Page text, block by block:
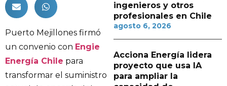
Puerto Mejillones firmó
un convenio con Engie
Energía Chile para
transformar el suministro
ingenieros y otros
profesionales en Chile
agosto 6, 2026
Acciona Energía lidera
proyecto que usa IA
para ampliar la